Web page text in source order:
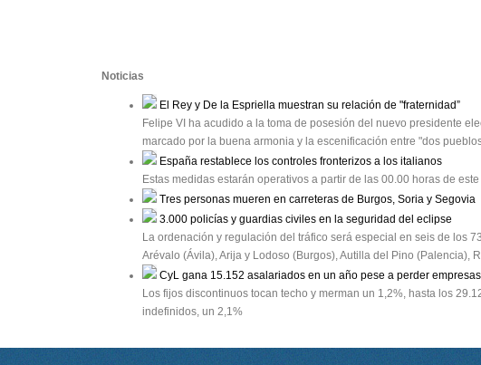
Noticias
El Rey y De la Espriella muestran su relación de "fraternidad”
Felipe VI ha acudido a la toma de posesión del nuevo presidente
marcado por la buena armonia y la escenificación entre "dos
España restablece los controles fronterizos a los italianos
Estas medidas estarán operativos a partir de las 00.00 horas de
Tres personas mueren en carreteras de Burgos, Soria y Segovia
3.000 policías y guardias civiles en la seguridad del eclipse
La ordenación y regulación del tráfico será especial en seis de los
Arévalo (Ávila), Arija y Lodoso (Burgos), Autilla del Pino (Palencia),
CyL gana 15.152 asalariados en un año pese a perder empresas
Los fijos discontinuos tocan techo y merman un 1,2%, hasta los
indefinidos, un 2,1%